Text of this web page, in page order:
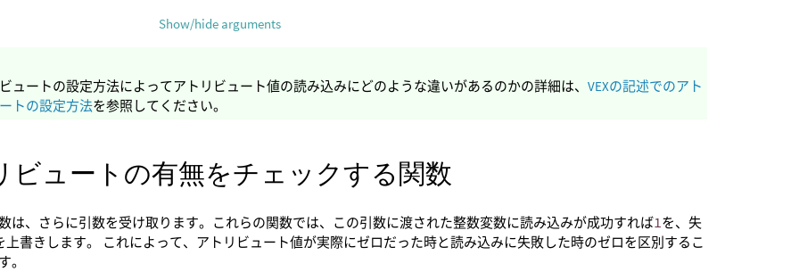
Show/hide arguments
ュートの設定方法によってアトリビュート値の読み込みにどのような違いがあるのかの詳細は、VEXの記述でのアト
トの設定方法を参照してください。
ビュートの有無をチェックする関数
は、さらに引数を受け取ります。これらの関数では、この引数に渡された整数変数に読み込みが成功すれば1を、失
上書きします。 これによって、アトリビュート値が実際にゼロだった時と読み込みに失敗した時のゼロを区別するこ
。